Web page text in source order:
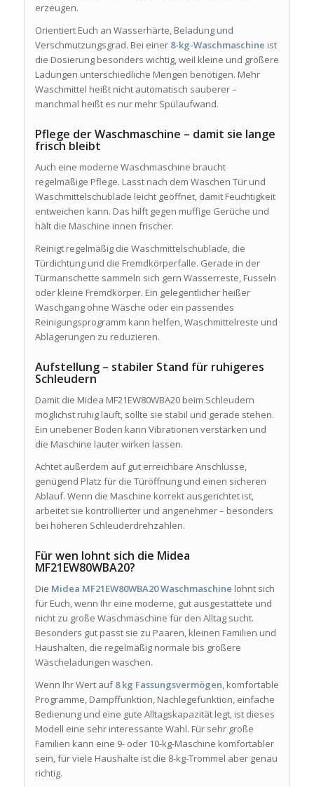
erzeugen.
Orientiert Euch an Wasserhärte, Beladung und
Verschmutzungsgrad. Bei einer 8-kg-Waschmaschine ist
die Dosierung besonders wichtig, weil kleine und größere
Ladungen unterschiedliche Mengen benötigen. Mehr
Waschmittel heißt nicht automatisch sauberer –
manchmal heißt es nur mehr Spülaufwand.
Pflege der Waschmaschine – damit sie lange
frisch bleibt
Auch eine moderne Waschmaschine braucht
regelmäßige Pflege. Lasst nach dem Waschen Tür und
Waschmittelschublade leicht geöffnet, damit Feuchtigkeit
entweichen kann. Das hilft gegen muffige Gerüche und
hält die Maschine innen frischer.
Reinigt regelmäßig die Waschmittelschublade, die
Türdichtung und die Fremdkörperfalle. Gerade in der
Türmanschette sammeln sich gern Wasserreste, Fusseln
oder kleine Fremdkörper. Ein gelegentlicher heißer
Waschgang ohne Wäsche oder ein passendes
Reinigungsprogramm kann helfen, Waschmittelreste und
Ablagerungen zu reduzieren.
Aufstellung – stabiler Stand für ruhigeres
Schleudern
Damit die Midea MF21EW80WBA20 beim Schleudern
möglichst ruhig läuft, sollte sie stabil und gerade stehen.
Ein unebener Boden kann Vibrationen verstärken und
die Maschine lauter wirken lassen.
Achtet außerdem auf gut erreichbare Anschlüsse,
genügend Platz für die Türöffnung und einen sicheren
Ablauf. Wenn die Maschine korrekt ausgerichtet ist,
arbeitet sie kontrollierter und angenehmer – besonders
bei höheren Schleuderdrehzahlen.
Für wen lohnt sich die Midea
MF21EW80WBA20?
Die Midea MF21EW80WBA20 Waschmaschine lohnt sich
für Euch, wenn Ihr eine moderne, gut ausgestattete und
nicht zu große Waschmaschine für den Alltag sucht.
Besonders gut passt sie zu Paaren, kleinen Familien und
Haushalten, die regelmäßig normale bis größere
Wäscheladungen waschen.
Wenn Ihr Wert auf8 kg Fassungsvermögen, komfortable
Programme, Dampffunktion, Nachlegefunktion, einfache
Bedienung und eine gute Alltagskapazität legt, ist dieses
Modell eine sehr interessante Wahl. Für sehr große
Familien kann eine 9- oder 10-kg-Maschine komfortabler
sein, für viele Haushalte ist die 8-kg-Trommel aber genau
richtig.